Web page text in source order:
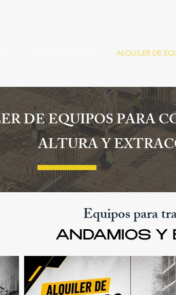
ALQUILER DE
DE EQUIPOS PARA
ALTURA Y
Equipos para
ANDAMIOS Y